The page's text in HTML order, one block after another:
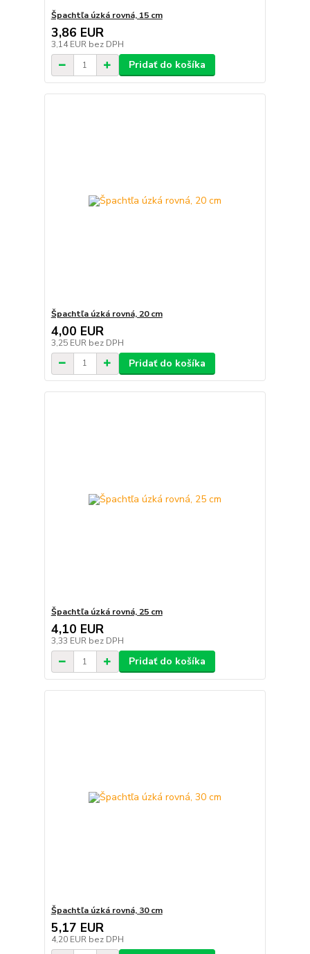
Špachtľa úzká rovná, 15 cm
3,86 EUR
3,14 EUR bez DPH
Pridať do košíka
Špachtľa úzká rovná, 20 cm
4,00 EUR
3,25 EUR bez DPH
Pridať do košíka
Špachtľa úzká rovná, 25 cm
4,10 EUR
3,33 EUR bez DPH
Pridať do košíka
Špachtľa úzká rovná, 30 cm
5,17 EUR
4,20 EUR bez DPH